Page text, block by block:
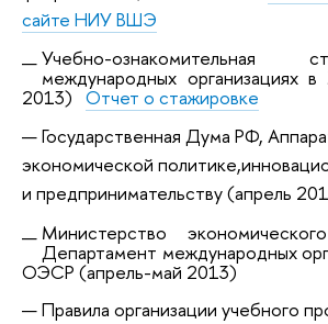
сайте НИУ ВШЭ
Учебно-ознакомительная
международных организациях
2013) Отчет о стажировке
Государственная Дума РФ,
экономической политике,
и предпринимательству (апрель
Министерство
Департамент международных
ОЭСР (апрель-май 2013)
Правила организации учебного